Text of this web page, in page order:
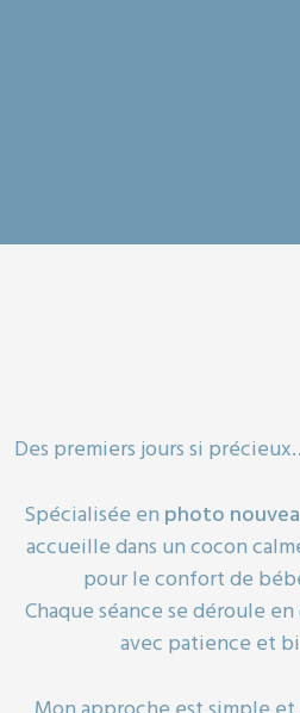
Des premiers jours si
Spécialisée en photo
accueille dans un cocon
pour le confort de
Chaque séance se déroule
avec patience et